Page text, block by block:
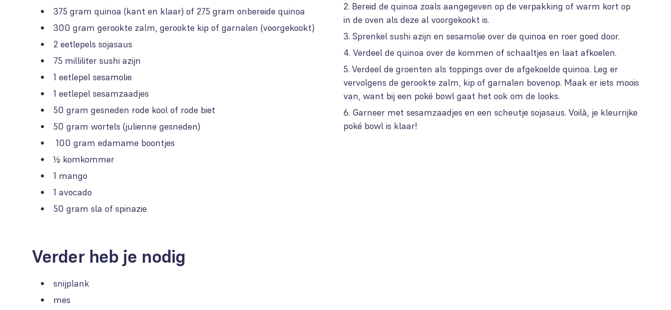
375 gram quinoa (kant en klaar) of 275 gram onbereide quinoa
300 gram gerookte zalm, gerookte kip of garnalen (voorgekookt)
2 eetlepels sojasaus
75 milliliter sushi azijn
1 eetlepel sesamolie
1 eetlepel sesamzaadjes
50 gram gesneden rode kool of rode biet
50 gram wortels (julienne gesneden)
100 gram edamame boontjes
½ komkommer
1 mango
1 avocado
50 gram sla of spinazie
Verder heb je nodig
snijplank
mes
Bereid de quinoa zoals aangegeven op de verpakking of warm kort op
in de oven als deze al voorgekookt is.
Sprenkel sushi azijn en sesamolie over de quinoa en roer goed door.
Verdeel de quinoa over de kommen of schaaltjes en laat afkoelen.
Verdeel de groenten als toppings over de afgekoelde quinoa. Leg er
vervolgens de gerookte zalm, kip of garnalen bovenop. Maak er iets moois
van, want bij een poké bowl gaat het ook om de looks.
Garneer met sesamzaadjes en een scheutje sojasaus. Voilà, je kleurrijke
poké bowl is klaar!